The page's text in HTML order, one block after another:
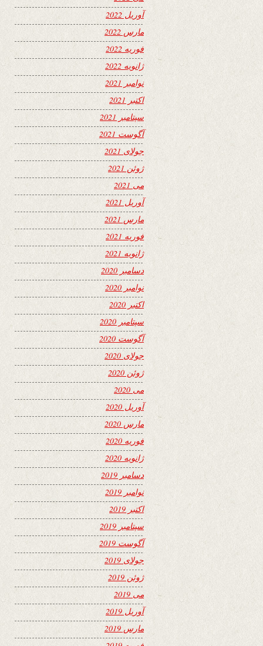
آوریل 2022
مارس 2022
فوریه 2022
ژانویه 2022
نوامبر 2021
اکتبر 2021
سپتامبر 2021
آگوست 2021
جولای 2021
ژوئن 2021
می 2021
آوریل 2021
مارس 2021
فوریه 2021
ژانویه 2021
دسامبر 2020
نوامبر 2020
اکتبر 2020
سپتامبر 2020
آگوست 2020
جولای 2020
ژوئن 2020
می 2020
آوریل 2020
مارس 2020
فوریه 2020
ژانویه 2020
دسامبر 2019
نوامبر 2019
اکتبر 2019
سپتامبر 2019
آگوست 2019
جولای 2019
ژوئن 2019
می 2019
آوریل 2019
مارس 2019